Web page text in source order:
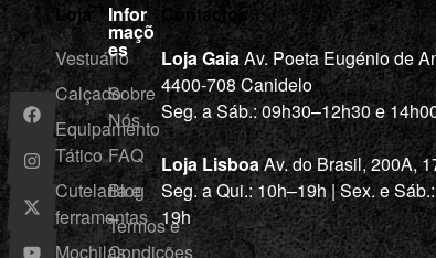
Loja
Vestuário
Calçado
Equipamento
Tático
Cutelaria e
ferramentas
Mochilas
Infor
maçõ
es
Sobre
Nós
FAQ
Blog
Termos e
Condições
Contactos
Loja GaiaAv. Poeta Eugénio de
4400-708 Canidelo
Seg. a Sáb.: 09h30–12h30 e
Loja LisboaAv. do Brasil, 200A,
Seg. a Qui.: 10h–19h | Sex. e
19h